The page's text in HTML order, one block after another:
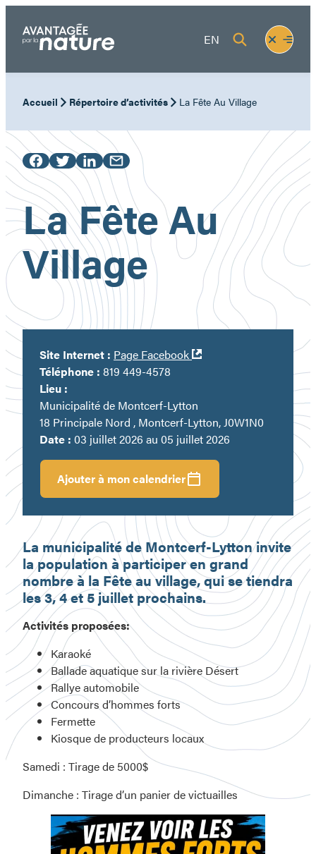
contenu
EN
Fermer
le
menu
Ouvrir
le
Accueil Répertoire d’activités La Fête Au Village
La Fête Au
Village
Ajouter à mon calendrier
Date : 03 juillet 2026 au 05 juillet 2026
Lieu :
Municipalité de Montcerf-Lytton
18 Principale Nord , Montcerf-Lytton, J0W1N0
Téléphone : 819 449-4578
Site Internet : Page Facebook
Ouvre
fenêtre
La municipalité de Montcerf-Lytton invite
la population à participer en grand
nombre à la Fête au village, qui se tiendra
les 3, 4 et 5 juillet prochains.
Activités proposées:
Karaoké
Ballade aquatique sur la rivière Désert
Rallye automobile
Concours d’hommes forts
Fermette
Kiosque de producteurs locaux
Samedi : Tirage de 5000$
Dimanche : Tirage d’un panier de victuailles